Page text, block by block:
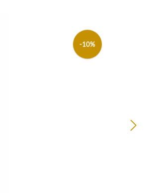
-10%